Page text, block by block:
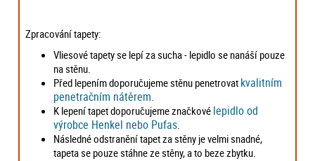
Zpracování tapety:
Vliesové tapety se lepí za sucha - lepidlo se nanáší pouze
na stěnu.
Před lepením doporučujeme stěnu penetrovat kvalitním
penetračním nátěrem.
K lepení tapet doporučujeme značkové lepidlo od
výrobce Henkel nebo Pufas.
Následné odstranění tapet za stěny je velmi snadné,
tapeta se pouze stáhne ze stěny, a to beze zbytku.